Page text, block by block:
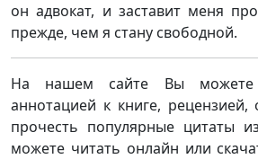
он адвокат, и заставит меня
прежде, чем я стану свободной.
На нашем сайте Вы можете
аннотацией к книге,
прочесть популярные цитаты
можете читать онлайн или